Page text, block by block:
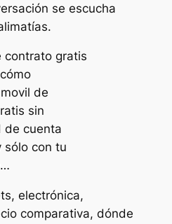
se escucha
de
sin
de cuenta
sólo con tu
electrónica,
comparativa, dónde